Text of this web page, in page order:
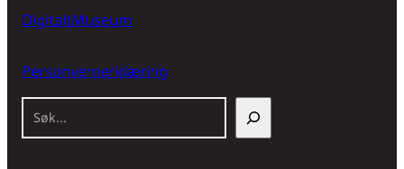
DigitaltMuseum
Personvernerklæring
S
k